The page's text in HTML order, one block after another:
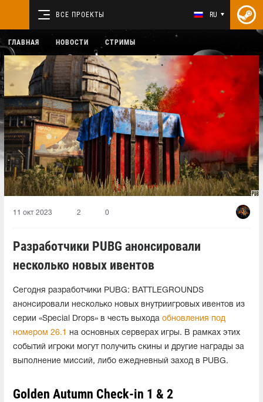
ВСЕ ПРОЕКТЫ RU
ГЛАВНАЯ НОВОСТИ СТРИМЫ
11 окт 2023 2 0
Разработчики PUBG анонсировали
несколько новых ивентов
Сегодня разработчики PUBG: BATTLEGROUNDS
анонсировали несколько новых внутриигровых ивентов из
серии «Special Drops» в честь выхода обновления под
номером 26.1
на основных серверах игры. В рамках этих
событий игроки могут получить скины и другие награды за
выполнение миссий, либо ежедневный заход в PUBG.
Golden Autumn Check-in 1 & 2